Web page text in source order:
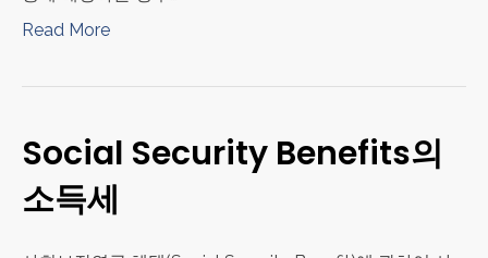
Read More
Social Security Benefits의
소득세